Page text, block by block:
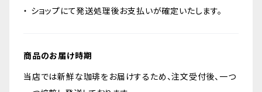
・ ショップにて発送処理後お支払いが確定いたします。
商品のお届け時期
当店では新鮮な珈琲をお届けするため、注文受付後、一つ